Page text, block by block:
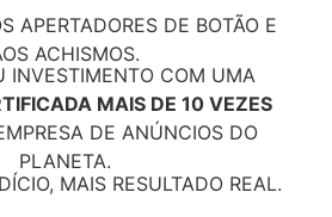
APERTADORES DE BOTÃO E
ACHISMOS.
INVESTIMENTO COM UMA
MAIS DE 10 VEZES
DE ANÚNCIOS DO
PLANETA.
MAIS RESULTADO REAL.